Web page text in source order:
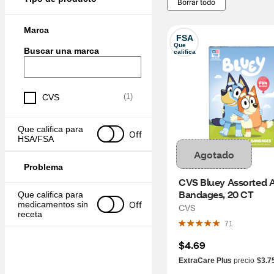
Marca
Buscar una marca
CVS (1)
Que califica para
HSA/FSA
Off
Problema
Que califica para
medicamentos sin
receta
Off
Borrar todo
FSA
Que
califica
Agotado
CVS Bluey Assorted
Bandages, 20 CT
CVS
71
$4.69
ExtraCare Plus precio